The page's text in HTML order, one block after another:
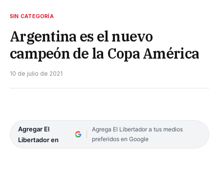
SIN CATEGORÍA
Argentina es el nuevo
campeón de la Copa América
10 de julio de 2021
Agregar El
Libertador en
Agrega El Libertador a tus medios
preferidos en Google